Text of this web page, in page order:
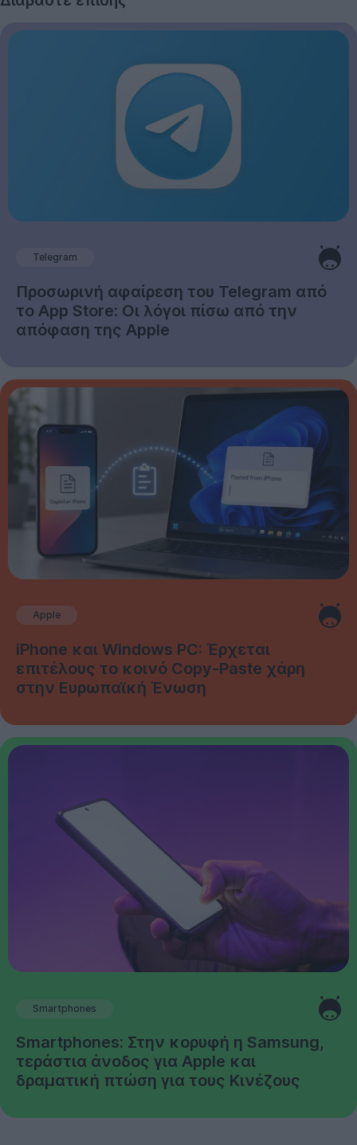
Telegram
Προσωρινή αφαίρεση του Telegram από
το App Store: Οι λόγοι πίσω από την
απόφαση της Apple
Apple
iPhone και Windows PC: Έρχεται
επιτέλους το κοινό Copy-Paste χάρη
στην Ευρωπαϊκή Ένωση
Smartphones
Smartphones: Στην κορυφή η Samsung,
τεράστια άνοδος για Apple και
δραματική πτώση για τους Κινέζους